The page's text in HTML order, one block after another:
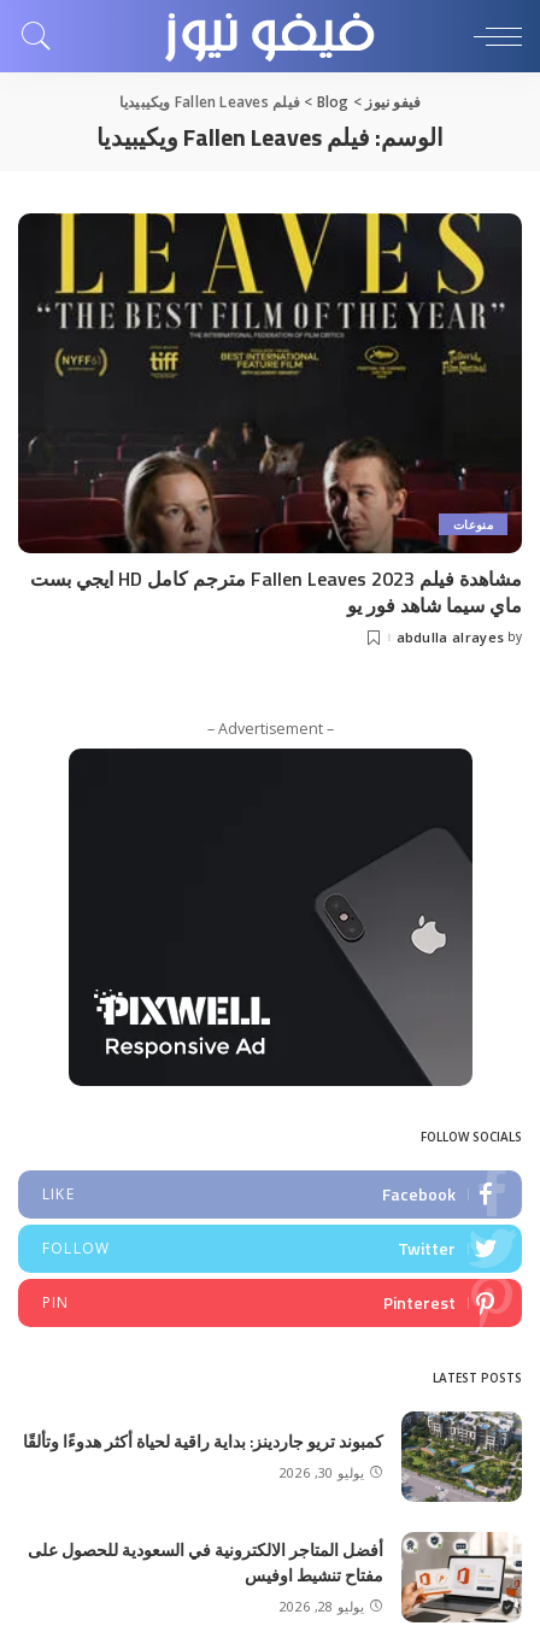
فيفو نيوز >
Blog
> فيلم Fallen Leaves ويكيبيديا
الوسم:فيلم Fallen Leaves ويكيبيديا
منوعات
مشاهدة فيلم Fallen Leaves 2023 مترجم كامل HD ايجي بست
ماي سيما شاهد فور يو
by
abdulla alrayes
– Advertisement –
FOLLOW SOCIALS
Facebook
LIKE
Twitter
FOLLOW
Pinterest
PIN
LATEST POSTS
كمبوند تريو جاردينز: بداية راقية لحياة أكثر هدوءًا وتألقًا
يوليو 30, 2026
أفضل المتاجر الالكترونية في السعودية للحصول على
مفتاح تنشيط اوفيس
يوليو 28, 2026